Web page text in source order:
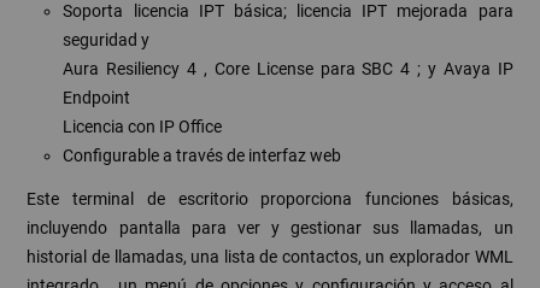
Soporta licencia IPT básica; licencia IPT mejorada para
seguridad y
Aura Resiliency 4 , Core License para SBC 4 ; y Avaya IP
Endpoint
Licencia con IP Office
Configurable a través de interfaz web
Este terminal de escritorio proporciona funciones básicas,
incluyendo pantalla para ver y gestionar sus llamadas, un
historial de llamadas, una lista de contactos, un explorador WML